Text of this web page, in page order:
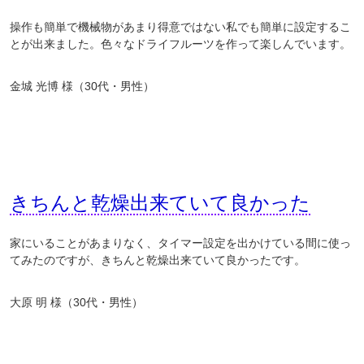
操作も簡単で機械物があまり得意ではない私でも簡単に設定するこ
とが出来ました。色々なドライフルーツを作って楽しんでいます。
金城 光博 様（30代・男性）
きちんと乾燥出来ていて良かった
家にいることがあまりなく、タイマー設定を出かけている間に使っ
てみたのですが、きちんと乾燥出来ていて良かったです。
大原 明 様（30代・男性）